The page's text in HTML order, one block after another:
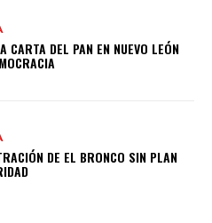
CARTA DEL PAN EN NUEVO LEÓN
DE EL BRONCO SIN PLAN